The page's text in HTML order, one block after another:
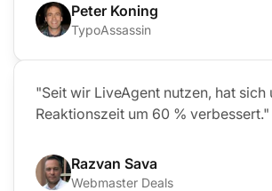
Peter Koning
TypoAssassin
"Seit wir LiveAgent nutzen, hat sich
Reaktionszeit um 60 % verbessert."
Razvan Sava
Webmaster Deals